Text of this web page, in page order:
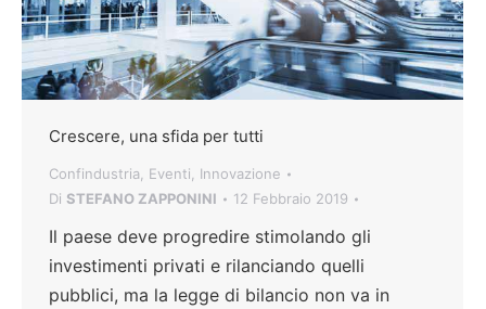
Crescere, una sfida per tutti
Confindustria Eventi
Innovazione
Di STEFANO ZAPPONINI 12 Febbraio 2019
Il paese deve progredire stimolando gli
investimenti privati e rilanciando quelli
pubblici, ma la legge di bilancio non va in